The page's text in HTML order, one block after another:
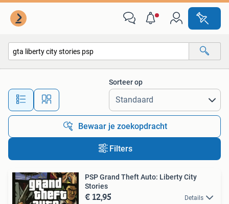
Alle afstanden…
Sorteer op
Bewaar je zoekopdracht
Filters
PSP Grand Theft Auto: Liberty City
Stories
€ 12,95 Details